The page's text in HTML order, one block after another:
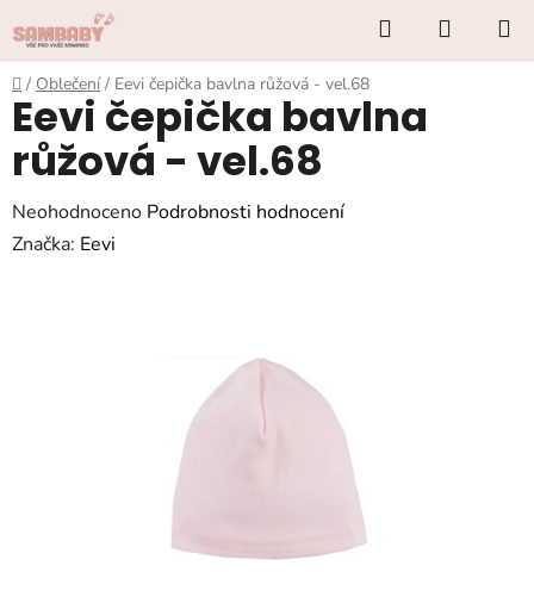
na
obsah
Hledat
KOŠÍK
Domů
/ Oblečení / Eevi čepička bavlna růžová - vel.68
Eevi čepička bavlna
růžová - vel.68
Průměrné
hodnocení
Neohodnoceno Podrobnosti hodnocení
Značka: Eevi